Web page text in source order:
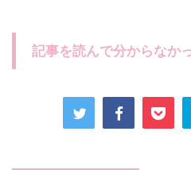
記事を読んで分からなか